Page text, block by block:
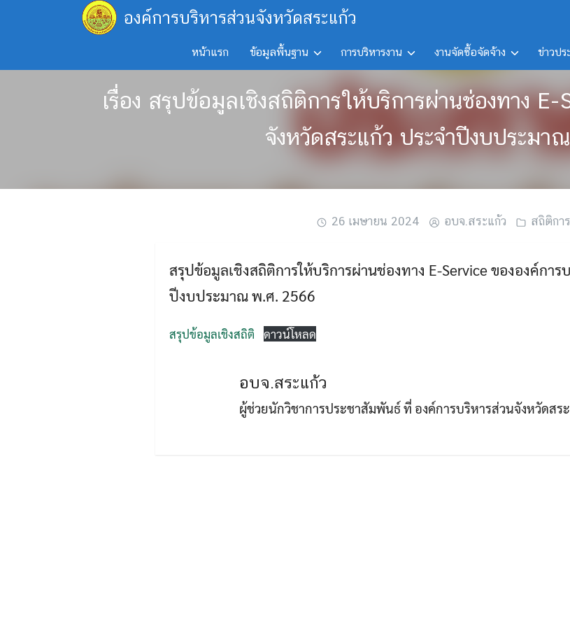
องค์การบริหารส่วนจังหวัดสระแก้ว
หน้าแรก ข้อมูลพื้นฐาน การบริหารงาน งานจัดซื้อจัดจ้าง ข่าวป
เรื่อง สรุปข้อมูลเชิงสถิติการให้บริการผ่านช่องทาง
จังหวัดสระแก้ว ประจำปีงบประม
26 เมษายน 2024 อบจ.สระแก้ว สถิติกา
สรุปข้อมูลเชิงสถิติการให้บริการผ่านช่องทาง E-Service ขององค์กา
ปีงบประมาณ พ.ศ. 2566
สรุปข้อมูลเชิงสถิติ ดาวน์โหลด
อบจ.สระแก้ว
ผู้ช่วยนักวิชาการประชาสัมพันธ์ ที่ องค์การบริหารส่วนจังหวัดสร